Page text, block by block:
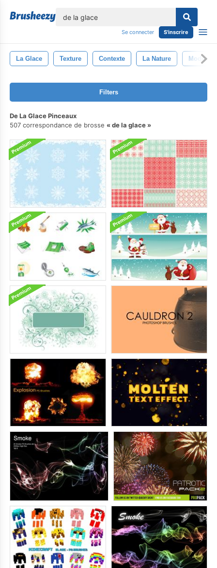
Se connecter S'inscrire
La Glace Texture Contexte La Nature Modèle
Filters
De La Glace Pinceaux
507 correspondance de brosse
de la glace